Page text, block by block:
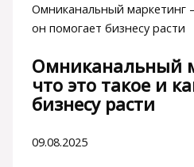
Омниканальный маркетинг
он помогает бизнесу расти
Омниканальный
что это такое и
бизнесу расти
09.08.2025